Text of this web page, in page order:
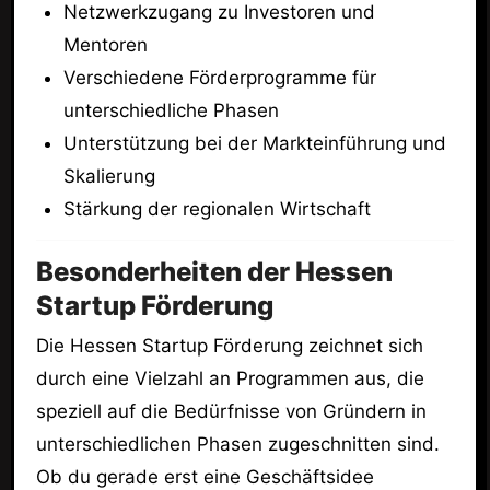
Netzwerkzugang zu Investoren und
Mentoren
Verschiedene Förderprogramme für
unterschiedliche Phasen
Unterstützung bei der Markteinführung und
Skalierung
Stärkung der regionalen Wirtschaft
Besonderheiten der Hessen
Startup Förderung
Die Hessen Startup Förderung zeichnet sich
durch eine Vielzahl an Programmen aus, die
speziell auf die Bedürfnisse von Gründern in
unterschiedlichen Phasen zugeschnitten sind.
Ob du gerade erst eine Geschäftsidee